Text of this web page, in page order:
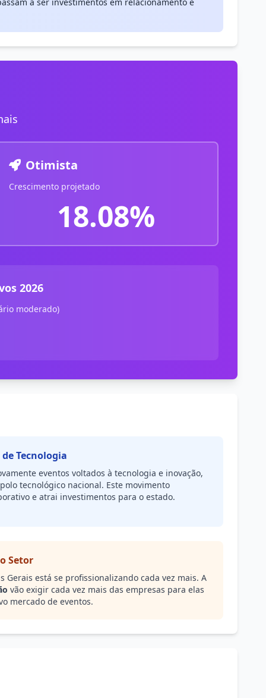
Otimista
Crescimento projetado
18.08%
2026
moderado)
Tecnologia
eventos voltados à tecnologia e inovação,
tecnológico nacional. Este movimento
e atrai investimentos para o estado.
Setor
Gerais está se profissionalizando cada vez mais. A
vão exigir cada vez mais das empresas para elas
mercado de eventos.